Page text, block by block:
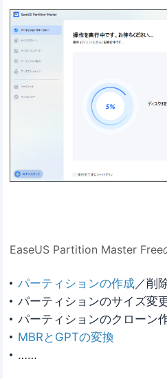
EaseUS Partition Master Free
パーティションの作成／削
パーティションのサイズ変
パーティションのクローン
MBRとGPTの変換
……